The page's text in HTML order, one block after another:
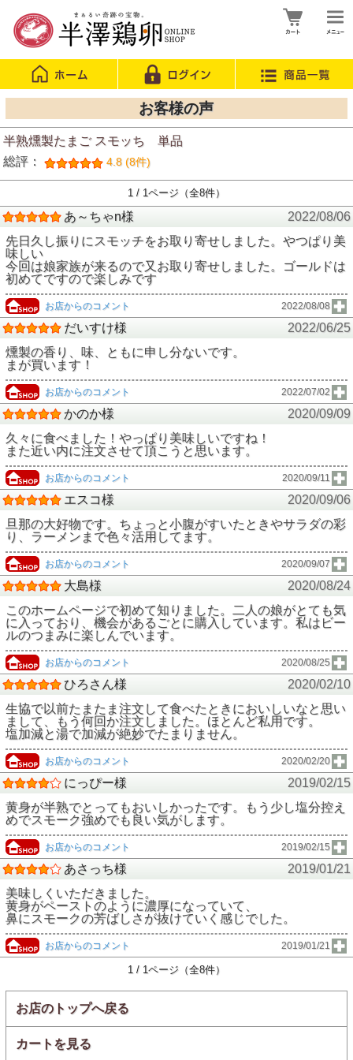
お客様の声
半熟燻製たまご スモッち 単品
総評：
4.8 (8件)
1 / 1ページ（全8件）
あ～ちゃn様
2022/08/06
先日久し振りにスモッチをお取り寄せしました。やつぱり美
味しい
今回は娘家族が来るので又お取り寄せしました。ゴールドは
初めてですので楽しみです
お店からのコメント 2022/08/08
だいすけ様
2022/06/25
燻製の香り、味、ともに申し分ないです。
まが買います！
お店からのコメント 2022/07/02
かのか様
2020/09/09
久々に食べました！やっぱり美味しいですね！
また近い内に注文させて頂こうと思います。
お店からのコメント 2020/09/11
エスコ様
2020/09/06
旦那の大好物です。ちょっと小腹がすいたときやサラダの彩
り、ラーメンまで色々活用してます。
お店からのコメント 2020/09/07
大島様
2020/08/24
このホームページで初めて知りました。二人の娘がとても気
に入っており、機会があるごとに購入しています。私はビー
ルのつまみに楽しんでいます。
お店からのコメント 2020/08/25
ひろさん様
2020/02/10
生協で以前たまたま注文して食べたときにおいしいなと思い
まして、もう何回か注文しました。ほとんど私用です。
塩加減と湯で加減が絶妙でたまりません。
お店からのコメント 2020/02/20
にっぴー様
2019/02/15
黄身が半熟でとってもおいしかったです。もう少し塩分控え
めでスモーク強めでも良い気がします。
お店からのコメント 2019/02/15
あさっち様
2019/01/21
美味しくいただきました。
黄身がペーストのように濃厚になっていて、
鼻にスモークの芳ばしさが抜けていく感じでした。
お店からのコメント 2019/01/21
1 / 1ページ（全8件）
お店のトップへ戻る
カートを見る